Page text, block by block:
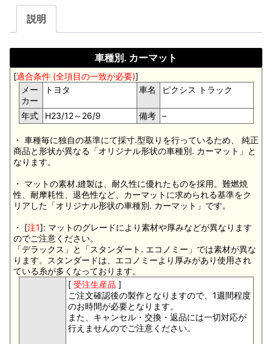
説明
車種別. カーマット
[適合条件 (全項目の一致が必要)]
メー
カー
トヨタ 車名 ピクシス トラック
年式 H23/12～26/9 備考 –
・ 車種毎に独自の基準にて採寸.型取りを行っているため、 純正
商品と形状が異なる「オリジナル形状の車種別. カーマット」と
なります。
・ マットの素材.縫製は、耐久性に優れたものを採用。難燃焼
性、耐摩耗性、退色性など、カーマットに求められる基準をク
リアした「オリジナル形状の車種別. カーマット」です。
・ [注1]: マットのグレードにより素材や厚みなどが異なります
のでご注意ください。
「デラックス」と「スタンダート. エコノミー」では素材が異な
ります。スタンダードは、エコノミーより厚みがあり使用され
ている糸が多くなっております。
[ 受注生産品 ]
ご注文確認後の製作となりますので、1週間程度
のお時間が必要となります。
また、キャンセル・交換・返品には一切対応が
行えませんのでご注意ください。